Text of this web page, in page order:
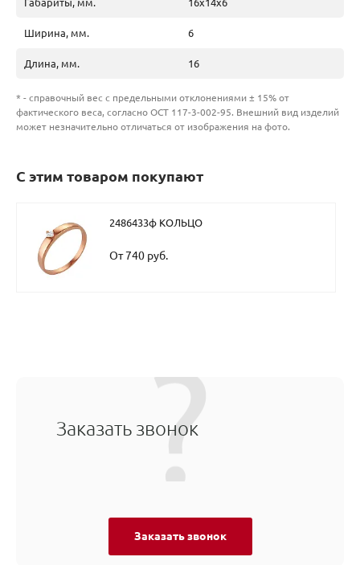
Габариты, мм. 16х14х6
Ширина, мм. 6
Длина, мм. 16
* - справочный вес с предельными отклонениями ± 15% от
фактического веса, согласно ОСТ 117-3-002-95. Внешний вид изделий
может незначительно отличаться от изображения на фото.
С этим товаром покупают
2486433ф КОЛЬЦО
От 740 руб.
Заказать звонок
Заказать звонок